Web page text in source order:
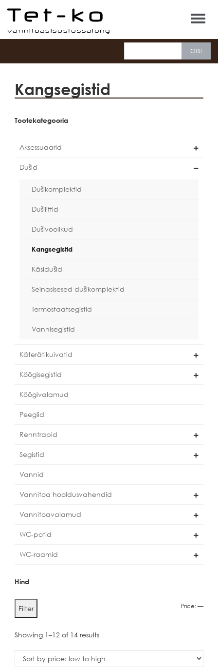
Tet-ko
Kangsegistid
Tootekategooria
Aksessuaarid
Dušid
Dušikomplektid
Dušiliftid
Dušivoolikud
Kangsegistid
Käsidušid
Seinasisesed dušikomplektid
Termostaatsegistid
Vannisegistid
Käterätikuivatid
Köögisegistid
Köögivalamud
Peeglid
Renntrapid
Segistid
Vannid
Vannitoa hooldusvahendid
Vannitoavalamud
WC-potid
WC-raamid
Hind
Min
Max
Filter Price: —
Showing 1–12 of 14 results